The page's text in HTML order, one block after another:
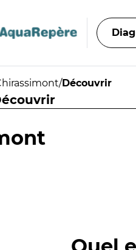
/Découvrir